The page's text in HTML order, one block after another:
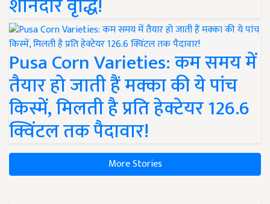
Pusa Corn Varieties: कम समय में
तैयार हो जाती हैं मक्का की ये पांच
किस्में, मिलती है प्रति हेक्टेयर 126.6
क्विंटल तक पैदावार!
More Stories